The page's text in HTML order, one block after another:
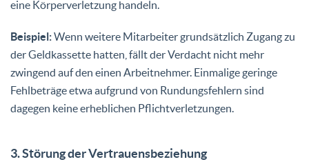
eine Körperverletzung handeln.
Beispiel:Wenn weitere Mitarbeiter grundsätzlich Zugang zu
der Geldkassette hatten, fällt der Verdacht nicht mehr
zwingend auf den einen Arbeitnehmer. Einmalige geringe
Fehlbeträge etwa aufgrund von Rundungsfehlern sind
dagegen keineerheblichen Pflichtverletzungen.
3. Störung der Vertrauensbeziehung